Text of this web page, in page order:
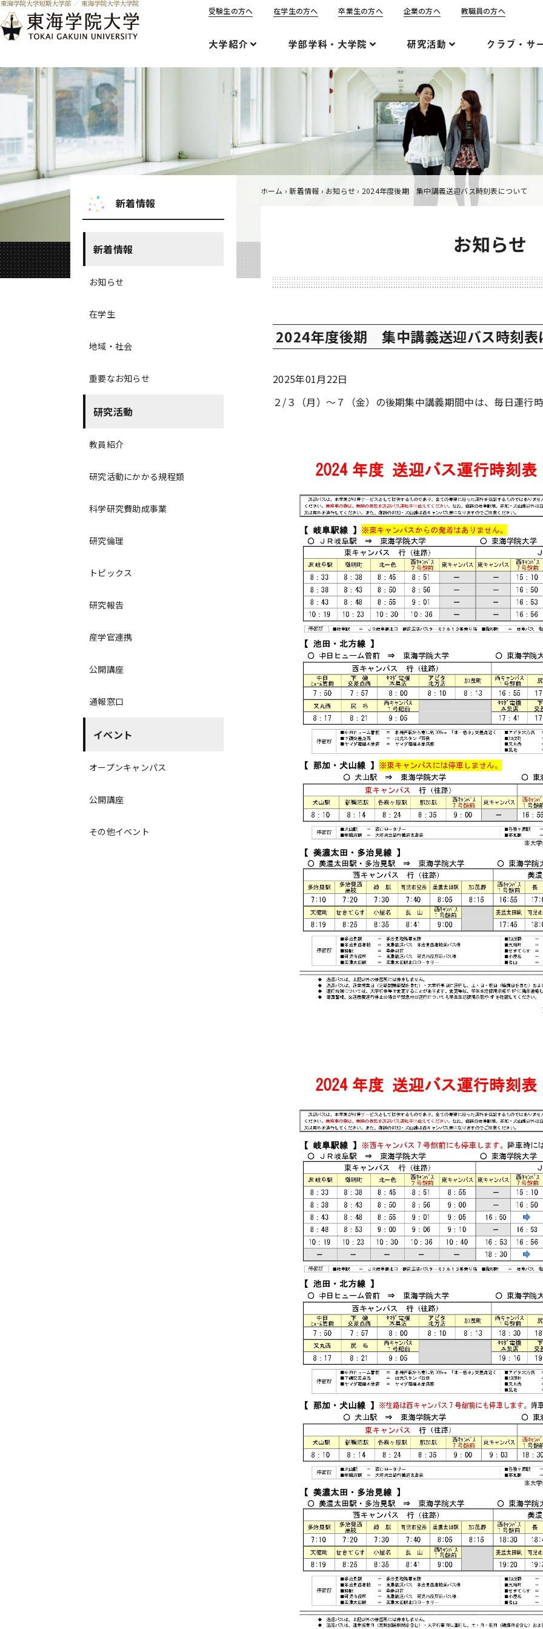
受験生の方へ 在学生の方へ 卒業生の方へ 企業の方へ 教職員の方へ
大学紹介 学部学科・大学院 研究活動 クラブ・サ
ホーム ›新着情報 › お知らせ› 2024年度後期 集中講義送迎バス時刻表について
お知らせ
2024年度後期 集中講義送迎バス時刻表
2025年01月22日
２/３（月）～７（金）の後期集中講義期間中は、毎日運行
新着情報
新着情報
お知らせ
在学生
地域・社会
重要なお知らせ
研究活動
教員紹介
研究活動にかかる規程類
科学研究費助成事業
研究倫理
トピックス
研究報告
産学官連携
公開講座
通報窓口
イベント
オープンキャンパス
公開講座
その他イベント